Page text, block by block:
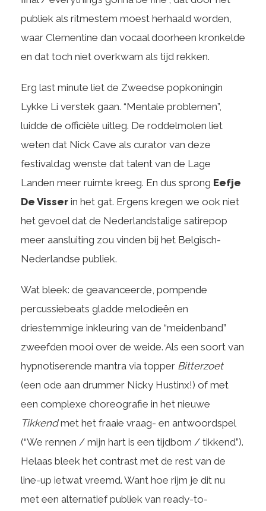
publiek als ritmestem moest herhaald worden,
waar Clementine dan vocaal doorheen kronkelde
en dat toch niet overkwam als tijd rekken.
Erg last minute liet de Zweedse popkoningin
Lykke Li verstek gaan. “Mentale problemen”,
luidde de officiële uitleg. De roddelmolen liet
weten dat Nick Cave als curator van deze
festivaldag wenste dat talent van de Lage
Landen meer ruimte kreeg. En dus sprong Eefje
De Visser in het gat. Ergens kregen we ook niet
het gevoel dat de Nederlandstalige satirepop
meer aansluiting zou vinden bij het Belgisch-
Nederlandse publiek.
Wat bleek: de geavanceerde, pompende
percussiebeats gladde melodieën en
driestemmige inkleuring van de “meidenband”
zweefden mooi over de weide. Als een soort van
hypnotiserende mantra via topper Bitterzoet
(een ode aan drummer Nicky Hustinx!) of met
een complexe choreografie in het nieuwe
Tikkendmet het fraaie vraag- en antwoordspel
(“We rennen / mijn hart is een tijdbom / tikkend”).
Helaas bleek het contrast met de rest van de
line-up ietwat vreemd. Want hoe rijm je dit nu
met een alternatief publiek van ready-to-